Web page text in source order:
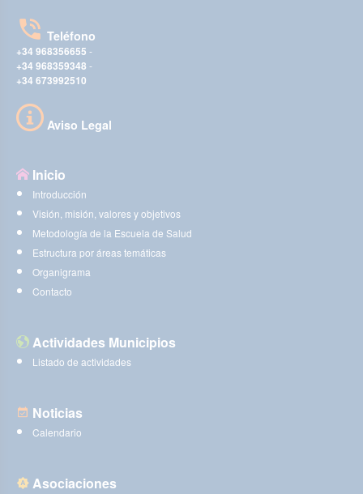
Teléfono
+34 968356655 -
+34 968359348 -
+34 673992510
Aviso Legal
Inicio
Introducción
Visión, misión, valores y objetivos
Metodología de la Escuela de Salud
Estructura por áreas temáticas
Organigrama
Contacto
Actividades Municipios
Listado de actividades
Noticias
Calendario
Asociaciones